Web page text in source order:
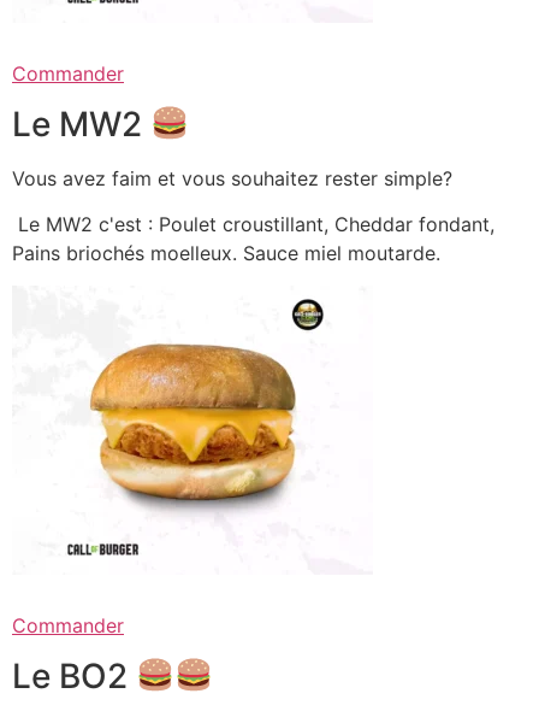
Commander
Le MW2
Vous avez faim et vous souhaitez rester simple?
Le MW2 c'est : Poulet croustillant, Cheddar fondant,
Pains briochés moelleux. Sauce miel moutarde.
Commander
Le BO2